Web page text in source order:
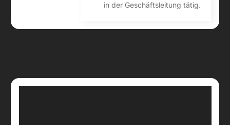
in der Geschäftsleitung tätig.